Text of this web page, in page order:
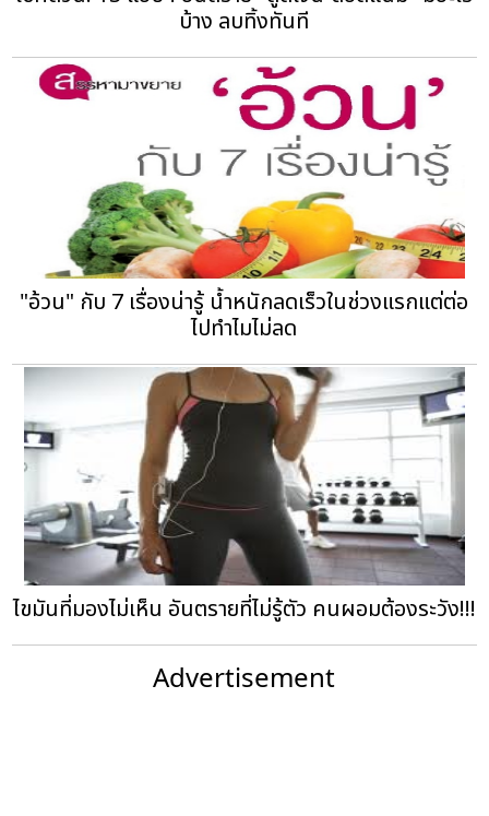
บ้าง ลบทิ้งทันที
"อ้วน" กับ 7 เรื่องน่ารู้ น้ำหนักลดเร็วในช่วงแรกแต่ต่อ
ไปทำไมไม่ลด
ไขมันที่มองไม่เห็น อันตรายที่ไม่รู้ตัว คนผอมต้องระวัง!!!
Advertisement